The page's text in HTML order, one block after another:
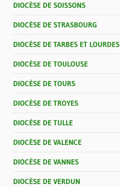
DIOCÈSE DE SOISSONS
DIOCÈSE DE STRASBOURG
DIOCÈSE DE TARBES ET LOURDES
DIOCÈSE DE TOULOUSE
DIOCÈSE DE TOURS
DIOCÈSE DE TROYES
DIOCÈSE DE TULLE
DIOCÈSE DE VALENCE
DIOCÈSE DE VANNES
DIOCÈSE DE VERDUN